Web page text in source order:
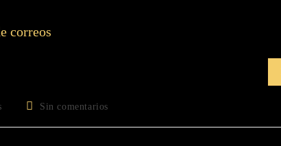
correos
Sin comentarios